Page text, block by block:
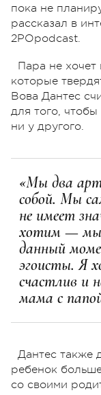
пока не
рассказал в
2POpodcast.
Пара не
которые
Вова Дантес
для того,
ни у другого.
«Мы два
собой. Мы
не имеет
хотим — мы
данный
эгоисты. Я
счастлив и
мама с
Дантес также
ребенок
со своими